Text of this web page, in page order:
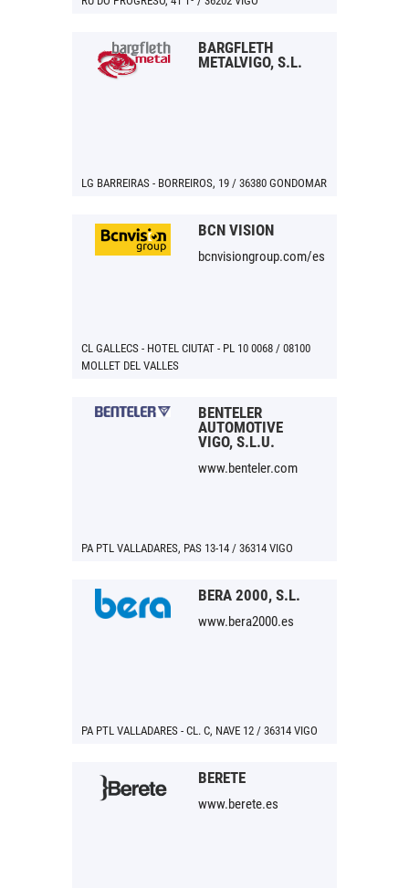
BARGFLETH
METALVIGO, S.L.
LG BARREIRAS - BORREIROS, 19 / 36380 GONDOMAR
BCN VISION
bcnvisiongroup.com/es
CL GALLECS - HOTEL CIUTAT - PL 10 0068 / 08100
MOLLET DEL VALLES
BENTELER
AUTOMOTIVE
VIGO, S.L.U.
www.benteler.com
PA PTL VALLADARES, PAS 13-14 / 36314 VIGO
BERA 2000, S.L.
www.bera2000.es
PA PTL VALLADARES - CL. C, NAVE 12 / 36314 VIGO
BERETE
www.berete.es